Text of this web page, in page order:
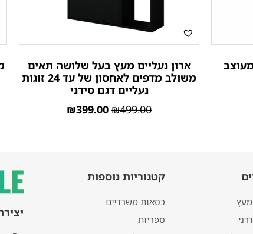
ארון נעליים מעץ בעל שלושה תאים
משולב מדפים לאחסון של עד 24 זוגות
נעליים דגם סידני
₪499.00
₪399.00
מעץ
קטגוריות נוספות
כסאות משרדיים
ספריות